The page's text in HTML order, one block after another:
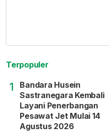
Terpopuler
1
Bandara Husein
Sastranegara Kembali
Layani Penerbangan
Pesawat Jet Mulai 14
Agustus 2026